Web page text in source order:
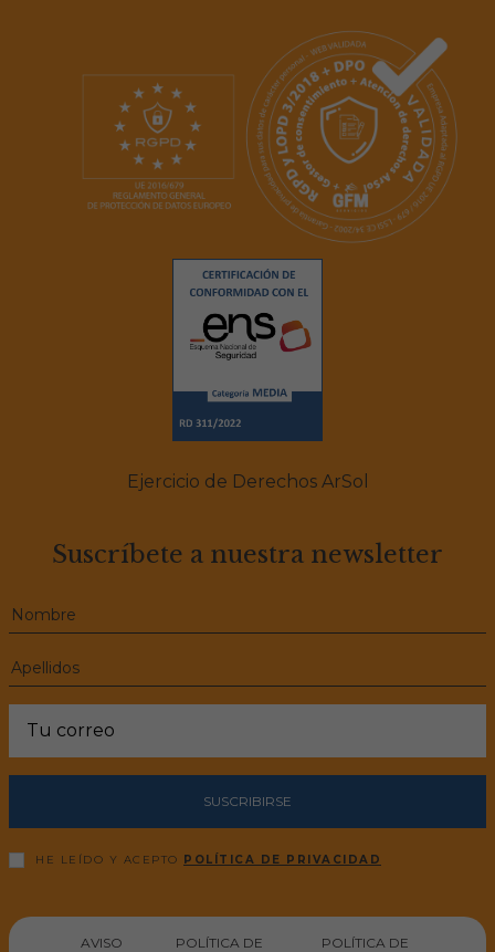
Ejercicio de Derechos ArSol
Suscríbete a nuestra newsletter
SUSCRIBIRSE
HE LEÍDO Y ACEPTO POLÍTICA DE PRIVACIDAD
AVISO
POLÍTICA DE
POLÍTICA DE